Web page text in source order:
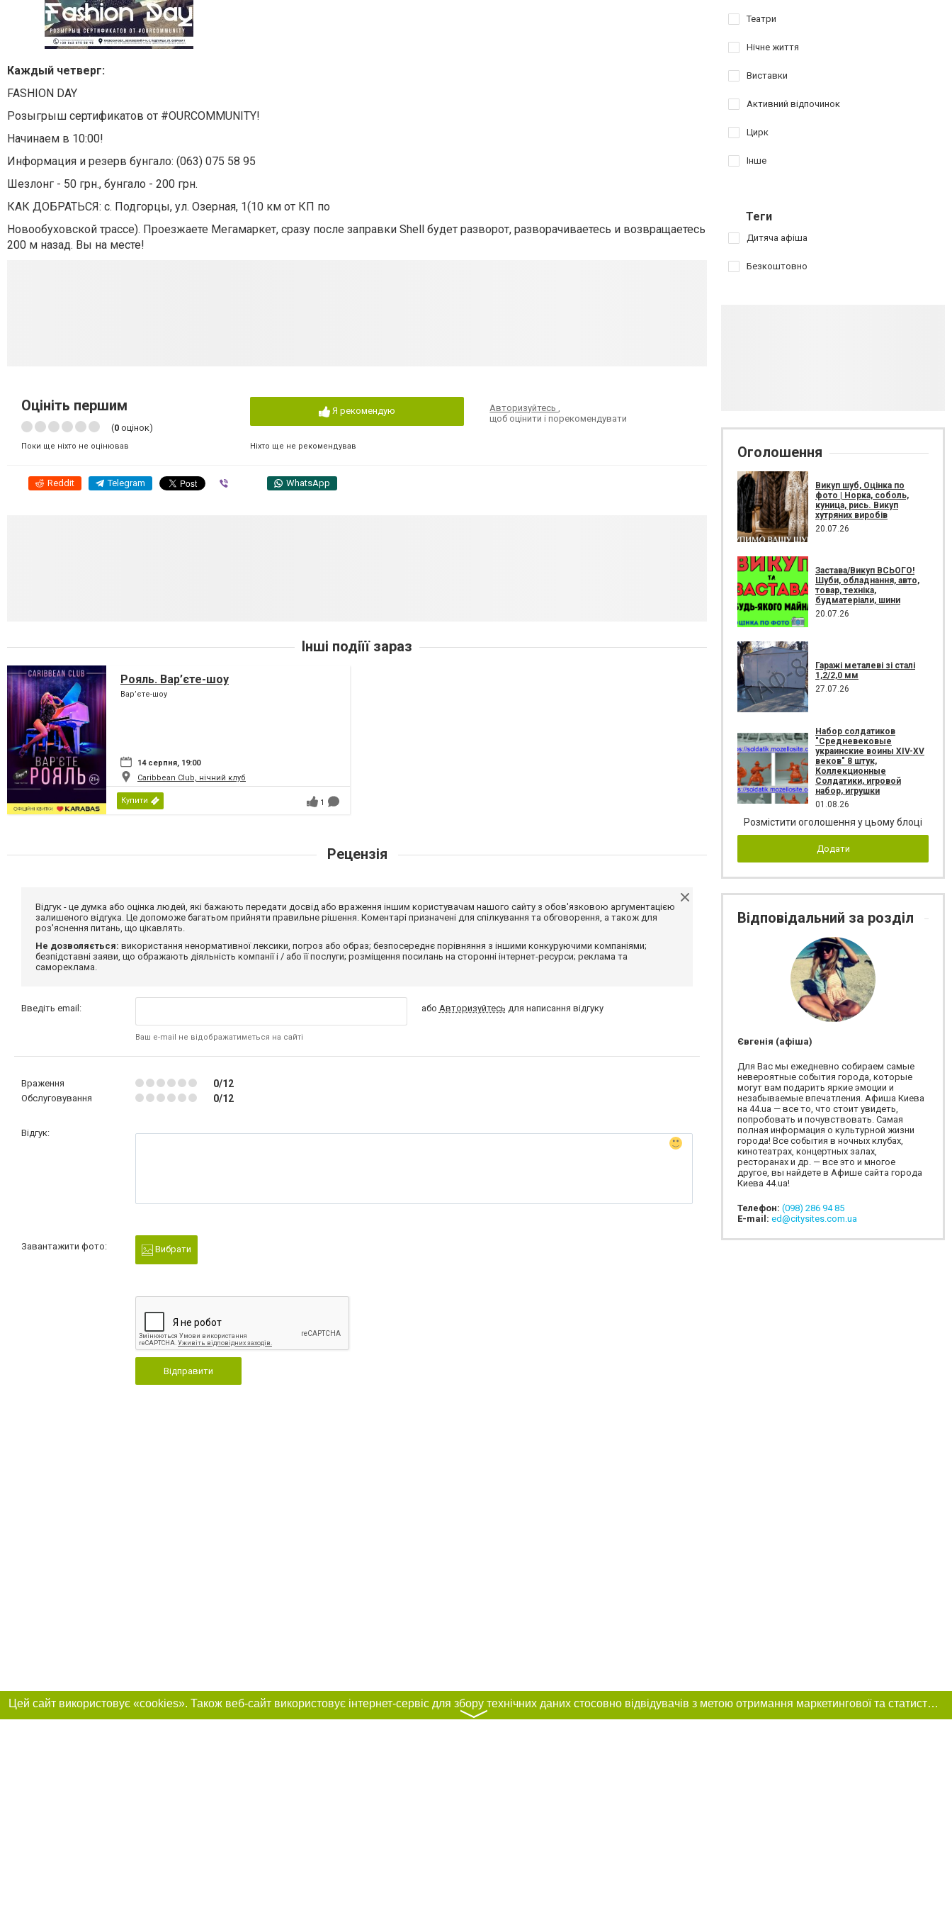
Каждый четверг:
FASHION DAY
Розыгрыш сертификатов от #OURCOMMUNITY!
Начинаем в 10:00!
Информация и резерв бунгало: (063) 075 58 95
Шезлонг - 50 грн., бунгало - 200 грн.
КАК ДОБРАТЬСЯ: с. Подгорцы, ул. Озерная, 1(10 км от КП по
Новообуховской трассе). Проезжаете Мегамаркет, сразу после заправки Shell будет разворот, разворачиваетесь и возвращаетесь
200 м назад. Вы на месте!
Оцініть першим
(0 оцінок)
Поки ще ніхто не оцінював
Я рекомендую
Ніхто ще не рекомендував
Авторизуйтесь,
щоб оцінити і порекомендувати
Reddit Telegram WhatsApp
Інші подіїї зараз
Рояль. Вар’єте-шоу
Вар’єте-шоу
14 серпня, 19:00
Caribbean Club, нічний клуб
Купити 1
Рецензія
Відгук - це думка або оцінка людей, які бажають передати досвід або враження іншим користувачам нашого сайту з обов'язковою аргументацією
залишеного відгука. Це допоможе багатьом прийняти правильне рішення. Коментарі призначені для спілкування та обговорення, а також для
роз'яснення питань, що цікавлять.
Не дозволяється: використання ненормативної лексики, погроз або образ; безпосереднє порівняння з іншими конкуруючими компаніями;
безпідставні заяви, що ображають діяльність компанії і / або її послуги; розміщення посилань на сторонні інтернет-ресурси; реклама та
самореклама.
Введіть email:
Ваш e-mail не відображатиметься на сайті
або Авторизуйтесь для написання відгуку
Враження 0/12
Обслуговування 0/12
Відгук:
Завантажити фото: Вибрати
Відправити
Театри
Нічне життя
Виставки
Активний відпочинок
Цирк
Інше
Теги
Дитяча афіша
Безкоштовно
Оголошення
Викуп шуб, Оцінка по
фото | Норка, соболь,
куница, рись. Викуп
хутряних виробів
20.07.26
Застава/Викуп ВСЬОГО!
Шуби, обладнання, авто,
товар, техніка,
будматеріали, шини
20.07.26
Гаражі металеві зі сталі
1,2/2,0 мм
27.07.26
Набор солдатиков
"Средневековые
украинские воины XIV-XV
веков" 8 штук,
Коллекционные
Солдатики, игровой
набор, игрушки
01.08.26
Розмістити оголошення у цьому блоці
Додати
Відповідальний за розділ
Євгенія (афіша)
Для Вас мы ежедневно собираем самые
невероятные события города, которые
могут вам подарить яркие эмоции и
незабываемые впечатления. Афиша Киева
на 44.ua — все то, что стоит увидеть,
попробовать и почувствовать. Самая
полная информация о культурной жизни
города! Все события в ночных клубах,
кинотеатрах, концертных залах,
ресторанах и др. — все это и многое
другое, вы найдете в Афише сайта города
Киева 44.ua!
Телефон: (098) 286 94 85
E-mail: ed@citysites.com.ua
Цей сайт використовує «cookies». Також веб-сайт використовує інтернет-сервіс для збору технічних даних стосовно відвідувачів з метою отримання маркетингової та статистичної інформації. Умови обробки даних відвідувачів сайту див.
〉